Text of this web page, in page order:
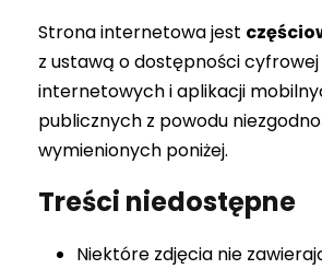
Strona internetowa jest
z ustawą o dostępności
internetowych i aplikacji
publicznych z powodu
wymienionych poniżej.
Treści niedostępne
Niektóre zdjęcia nie